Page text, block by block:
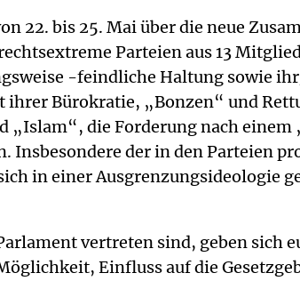
22. bis 25. Mai über die neue
Parteien aus 13
-feindliche Haltung sowie
ihrer Bürokratie, „Bonzen“ und
die Forderung nach
Insbesondere der in den Parteien
in einer Ausgrenzungsideologie
vertreten sind, geben sich
Einfluss auf die